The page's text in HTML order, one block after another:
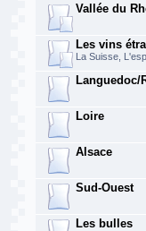
Vallée du
Les vins
La Suisse,
Languedoc/
Loire
Alsace
Sud-Ouest
Les bulles